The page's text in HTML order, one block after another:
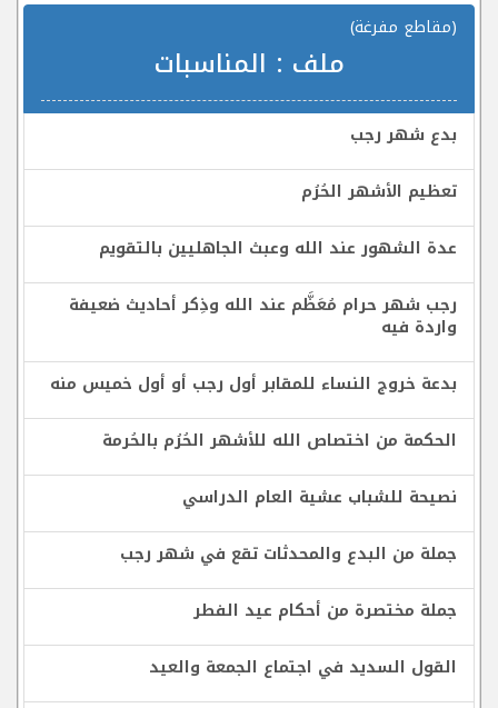
(مقاطع مفرغة)
ملف : المناسبات
بدع شهر رجب
تعظيم الأشهر الحُرُم
عدة الشهور عند الله وعبث الجاهليين بالتقويم
رجب شهر حرام مُعَظَّم عند الله وذِكر أحاديث ضعيفة
واردة فيه
بدعة خروج النساء للمقابر أول رجب أو أول خميس منه
الحكمة من اختصاص الله للأشهر الحُرُم بالحُرمة
نصيحة للشباب عشية العام الدراسي
جملة من البدع والمحدثات تقع في شهر رجب
جملة مختصرة من أحكام عيد الفطر
القول السديد في اجتماع الجمعة والعيد